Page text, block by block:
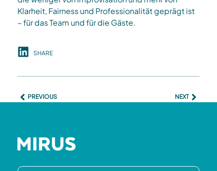
Klarheit, Fairness und Professionalität geprägt ist
– für das Team und für die Gäste.
SHARE
PREVIOUS NEXT